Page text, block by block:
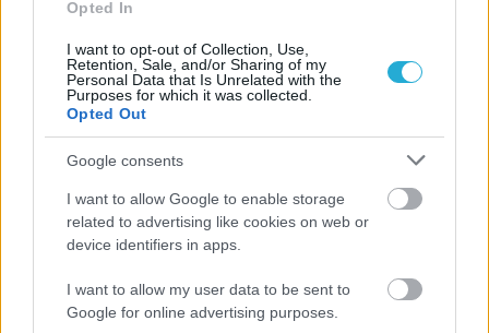
Opted In
I want to opt-out of Collection, Use,
Retention, Sale, and/or Sharing of my
Personal Data that Is Unrelated with the
Purposes for which it was collected.
Opted Out
Google consents
I want to allow Google to enable storage
related to advertising like cookies on web or
device identifiers in apps.
I want to allow my user data to be sent to
Google for online advertising purposes.
ΡΟΗ ΕΙΔΗΣΕΩΝ
06/08/2026
Το πάλεψε μέχρι τέλους η Εθνική γυναικών κόντρα
στην Ιταλία Β’